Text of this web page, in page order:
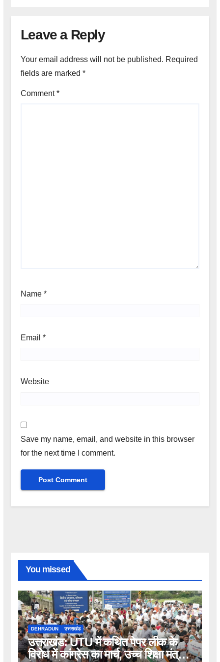
Leave a Reply
Your email address will not be published. Required
fields are marked *
Comment*
Name *
Email *
Website
Save my name, email, and website in this browser
for the next time I comment.
You missed
DEHRADUN उत्तराखंड
उत्तराखंड: UTU में कथित पेपर लीक के
विरोध में कांग्रेस का मार्च, उच्च शिक्षा मंत्री